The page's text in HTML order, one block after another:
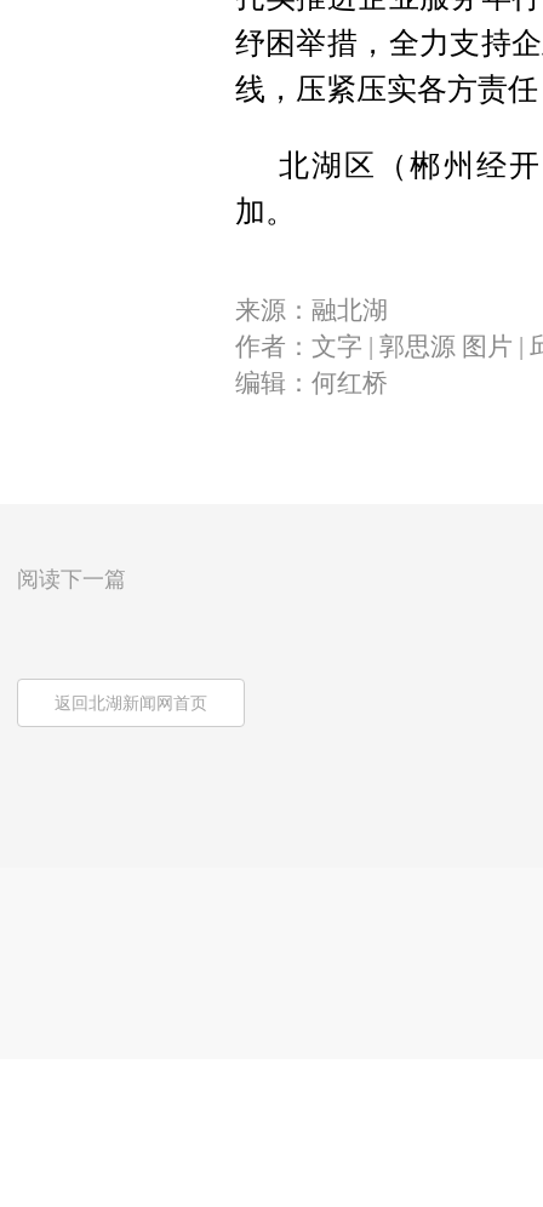
纾困举措，全力支持
线，压紧压实各方责
北湖区（郴州经
加。
来源：融北湖
作者：文字 | 郭思源 图片 |
编辑：何红桥
阅读下一篇
返回北湖新闻网首页